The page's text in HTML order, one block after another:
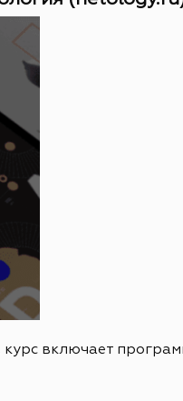
курс включает